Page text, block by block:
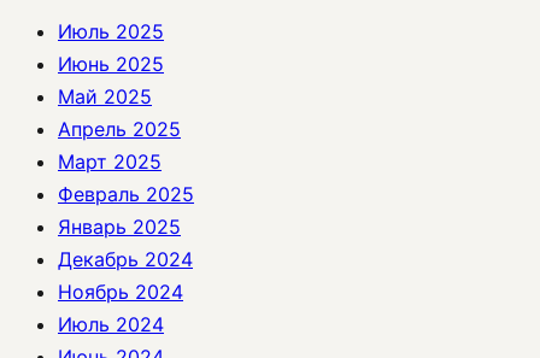
Июль 2025
Июнь 2025
Май 2025
Апрель 2025
Март 2025
Февраль 2025
Январь 2025
Декабрь 2024
Ноябрь 2024
Июль 2024